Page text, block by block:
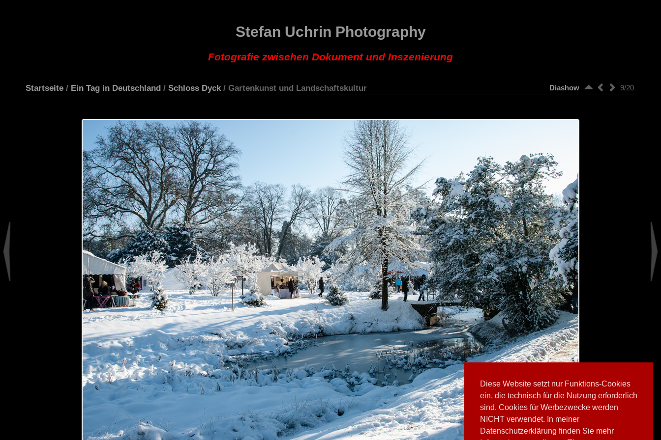
Diese Website setzt nur Funktions-Cookies
ein, die technisch für die Nutzung erforderlich
sind. Cookies für Werbezwecke werden
NICHT verwendet. In meiner
Datenschutzerklärung finden Sie mehr
Stefan Uchrin Photography
Fotografie zwischen Dokument und Inszenierung
Startseite / Ein Tag in Deutschland / Schloss Dyck/ Gartenkunst und Landschaftskultur 9/20
Diashow